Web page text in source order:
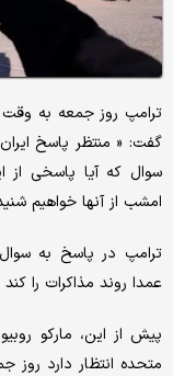
ترامپ روز جمعه به وقت
گفت: « منتظر پاسخ
سوال که آیا پاسخی از
امشب از آنها خواهیم
ترامپ در پاسخ به
عمدا روند مذاکرات را
پیش از این، مارکو
متحده انتظار دارد روز